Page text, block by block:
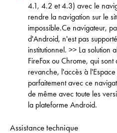
4.1, 4.2 et 4.3) avec le
rendre la navigation sur le
impossible.Ce navigateur,
d'Android, n'est pas
institutionnel. >> La solution
FireFox ou Chrome, qui
revanche, l'accès à
parfaitement avec ce
de même avec toute les
la plateforme Android.
Assistance technique